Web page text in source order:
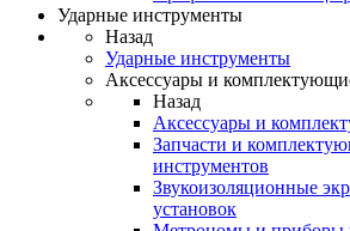
Ударные инструменты
Назад
Ударные инструменты
Аксессуары и
Назад
Аксессуары и
Запчасти и
инструментов
Звукоизоляционные
установок